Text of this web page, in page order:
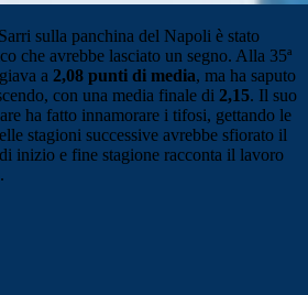
sulla panchina del Napoli è stato
che avrebbe lasciato un segno. Alla 35ª
a 2,08 punti di media, ma ha saputo
con una media finale di 2,15. Il suo
ha fatto innamorare i tifosi, gettando le
stagioni successive avrebbe sfiorato il
inizio e fine stagione racconta il lavoro